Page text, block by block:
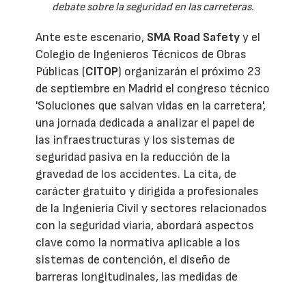
debate sobre la seguridad en las carreteras.
Ante este escenario, SMA Road Safetyy el
Colegio de Ingenieros Técnicos de Obras
Públicas (CITOP) organizarán el próximo 23
de septiembre en Madrid el congreso técnico
'Soluciones que salvan vidas en la carretera',
una jornada dedicada a analizar el papel de
las infraestructuras y los sistemas de
seguridad pasiva en la reducción de la
gravedad de los accidentes. La cita, de
carácter gratuito y dirigida a profesionales
de la Ingeniería Civil y sectores relacionados
con la seguridad viaria, abordará aspectos
clave como la normativa aplicable a los
sistemas de contención, el diseño de
barreras longitudinales, las medidas de